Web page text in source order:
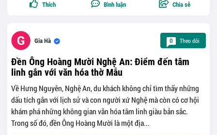
Thích Bình luận Chia sẻ
Gia Hà 0 Theo dõi
Đền Ông Hoàng Mười Nghệ An: Điểm đến tâm
linh gắn với văn hóa thờ Mẫu
Về Hưng Nguyên, Nghệ An, du khách không chỉ tìm thấy những
dấu tích gắn với lịch sử và con người xứ Nghệ mà còn có cơ hội
khám phá những không gian văn hóa tâm linh giàu bản sắc.
Trong số đó, đền Ông Hoàng Mười là một địa...